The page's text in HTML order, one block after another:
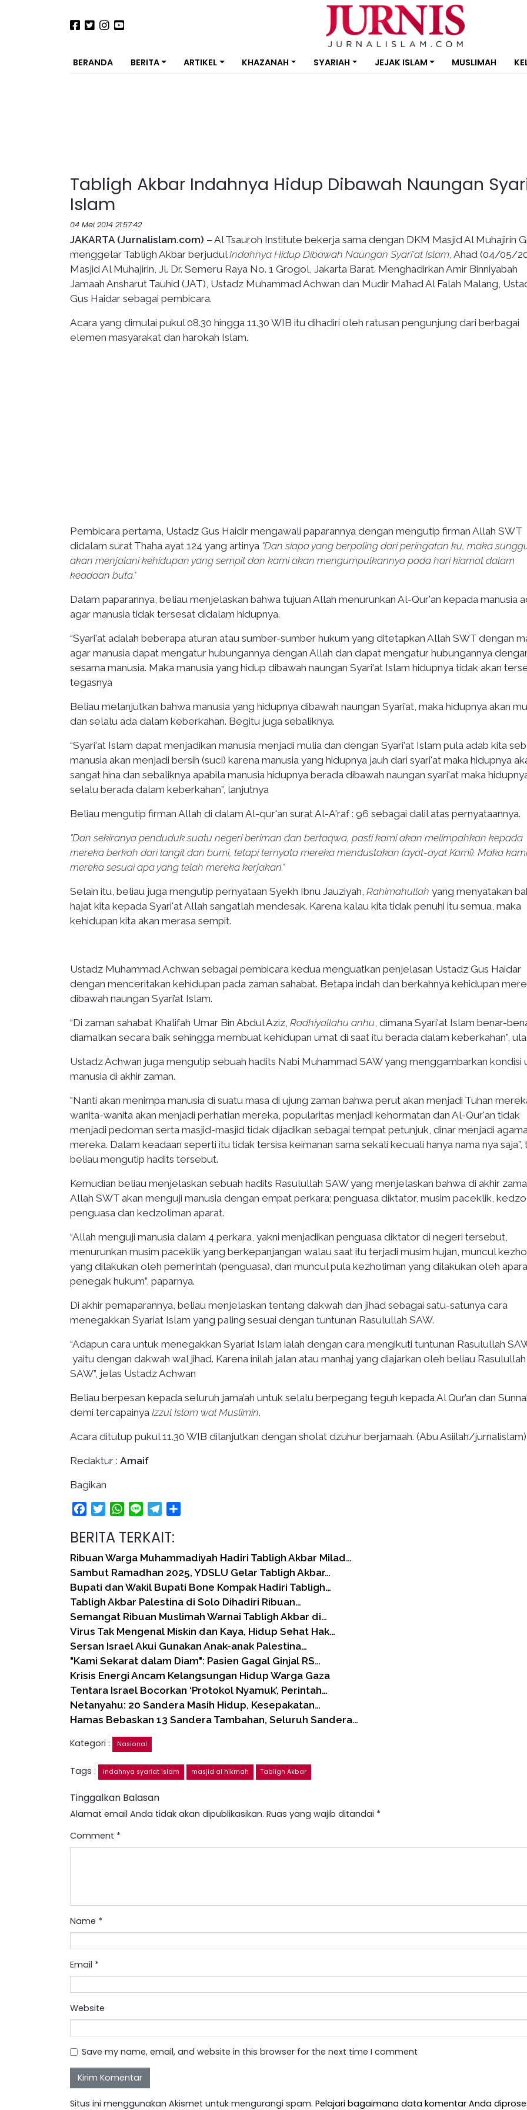
BERANDA BERITA ARTIKEL KHAZANAH SYARIAH JEJAK ISLAM MUSLIMAH
Tabligh Akbar Indahnya Hidup Dibawah Naungan
Islam
04 Mei 2014 21:57:42
JAKARTA (Jurnalislam.com) – Al Tsauroh Institute bekerja sama dengan DKM Masjid Al Muhajirin
menggelar Tabligh Akbar berjudulIndahnya Hidup Dibawah Naungan Syari'at Islam, Ahad (04/05/
Masjid Al Muhajirin, Jl. Dr. Semeru Raya No. 1 Grogol, Jakarta Barat. Menghadirkan Amir Binniyabah
Jamaah Ansharut Tauhid (JAT), Ustadz Muhammad Achwan dan Mudir Ma’had Al Falah Malang,
Gus Haidar sebagai pembicara.
Acara yang dimulai pukul 08.30 hingga 11.30 WIB itu dihadiri oleh ratusan pengunjung dari berbagai
elemen masyarakat dan harokah Islam.
Pembicara pertama, Ustadz Gus Haidir mengawali paparannya dengan mengutip firman Allah SWT
didalam surat Thaha ayat 124 yang artinya "Dan siapa yang berpaling dari peringatan ku, maka
akan menjalani kehidupan yang sempit dan kami akan mengumpulkannya pada hari kiamat dalam
keadaan buta."
Dalam paparannya, beliau menjelaskan bahwa tujuan Allah menurunkan Al-Qur'an kepada manusia
agar manusia tidak tersesat didalam hidupnya.
“Syari'at adalah beberapa aturan atau sumber-sumber hukum yang ditetapkan Allah SWT dengan
agar manusia dapat mengatur hubungannya dengan Allah dan dapat mengatur hubungannya
sesama manusia. Maka manusia yang hidup dibawah naungan Syari'at Islam hidupnya tidak akan
tegasnya
Beliau melanjutkan bahwa manusia yang hidupnya dibawah naungan Syari’at, maka hidupnya akan
dan selalu ada dalam keberkahan. Begitu juga sebaliknya.
“Syari'at Islam dapat menjadikan manusia menjadi mulia dan dengan Syari'at Islam pula adab kita
manusia akan menjadi bersih (suci) karena manusia yang hidupnya jauh dari syari'at maka hidupnya
sangat hina dan sebaliknya apabila manusia hidupnya berada dibawah naungan syari'at maka
selalu berada dalam keberkahan”, lanjutnya
Beliau mengutip firman Allah di dalam Al-qur'an surat Al-A'raf : 96 sebagai dalil atas pernyataannya.
"Dan sekiranya penduduk suatu negeri beriman dan bertaqwa, pasti kami akan melimpahkan kepada
mereka berkah dari langit dan bumi, tetapi ternyata mereka mendustakan (ayat-ayat Kami). Maka
mereka sesuai apa yang telah mereka kerjakan."
Selain itu, beliau juga mengutip pernyataan Syekh Ibnu Jauziyah, Rahimahullah yang menyatakan
hajat kita kepada Syari'at Allah sangatlah mendesak. Karena kalau kita tidak penuhi itu semua, maka
kehidupan kita akan merasa sempit.
Ustadz Muhammad Achwan sebagai pembicara kedua menguatkan penjelasan Ustadz Gus Haidar
dengan menceritakan kehidupan pada zaman sahabat. Betapa indah dan berkahnya kehidupan
dibawah naungan Syari’at Islam.
“Di zaman sahabat Khalifah Umar Bin Abdul Aziz, Radhiyallahu anhu, dimana Syari'at Islam benar-
diamalkan secara baik sehingga membuat kehidupan umat di saat itu berada dalam keberkahan”,
Ustadz Achwan juga mengutip sebuah hadits Nabi Muhammad SAW yang menggambarkan kondisi
manusia di akhir zaman.
"Nanti akan menimpa manusia di suatu masa di ujung zaman bahwa perut akan menjadi Tuhan
wanita-wanita akan menjadi perhatian mereka, popularitas menjadi kehormatan dan Al-Qur'an tidak
menjadi pedoman serta masjid-masjid tidak dijadikan sebagai tempat petunjuk, dinar menjadi
mereka. Dalam keadaan seperti itu tidak tersisa keimanan sama sekali kecuali hanya nama nya saja”,
beliau mengutip hadits tersebut.
Kemudian beliau menjelaskan sebuah hadits Rasulullah SAW yang menjelaskan bahwa di akhir
Allah SWT akan menguji manusia dengan empat perkara; penguasa diktator, musim paceklik,
penguasa dan kedzoliman aparat.
“Allah menguji manusia dalam 4 perkara, yakni menjadikan penguasa diktator di negeri tersebut,
menurunkan musim paceklik yang berkepanjangan walau saat itu terjadi musim hujan, muncul
yang dilakukan oleh pemerintah (penguasa), dan muncul pula kezholiman yang dilakukan oleh
penegak hukum”, paparnya.
Di akhir pemaparannya, beliau menjelaskan tentang dakwah dan jihad sebagai satu-satunya cara
menegakkan Syariat Islam yang paling sesuai dengan tuntunan Rasulullah SAW.
“Adapun cara untuk menegakkan Syariat Islam ialah dengan cara mengikuti tuntunan Rasulullah
yaitu dengan dakwah wal jihad. Karena inilah jalan atau manhaj yang diajarkan oleh beliau Rasulullah
SAW”, jelas Ustadz Achwan
Beliau berpesan kepada seluruh jama’ah untuk selalu berpegang teguh kepada Al Qur’an dan
demi tercapainya Izzul Islam wal Muslimin.
Acara ditutup pukul 11.30 WIB dilanjutkan dengan sholat dzuhur berjamaah. (Abu Asiilah/jurnalislam)
Redaktur : Amaif
Bagikan
FacebookTwitterWhatsApp
Line Telegram
BERITA TERKAIT:
Ribuan Warga Muhammadiyah Hadiri Tabligh Akbar Milad…
Sambut Ramadhan 2025, YDSLU Gelar Tabligh Akbar…
Bupati dan Wakil Bupati Bone Kompak Hadiri Tabligh…
Tabligh Akbar Palestina di Solo Dihadiri Ribuan…
Semangat Ribuan Muslimah Warnai Tabligh Akbar di…
Virus Tak Mengenal Miskin dan Kaya, Hidup Sehat Hak…
Sersan Israel Akui Gunakan Anak-anak Palestina…
"Kami Sekarat dalam Diam": Pasien Gagal Ginjal RS…
Krisis Energi Ancam Kelangsungan Hidup Warga Gaza
Tentara Israel Bocorkan ‘Protokol Nyamuk’, Perintah…
Netanyahu: 20 Sandera Masih Hidup, Kesepakatan…
Hamas Bebaskan 13 Sandera Tambahan, Seluruh Sandera…
Kategori :
Nasional
Tags : indahnya syariat islam masjid al hikmah Tabligh Akbar
Tinggalkan Balasan
Alamat email Anda tidak akan dipublikasikan. Ruas yang wajib ditandai *
Comment *
Name *
Email *
Website
Save my name, email, and website in this browser for the next time I comment
Situs ini menggunakan Akismet untuk mengurangi spam. Pelajari bagaimana data komentar Anda